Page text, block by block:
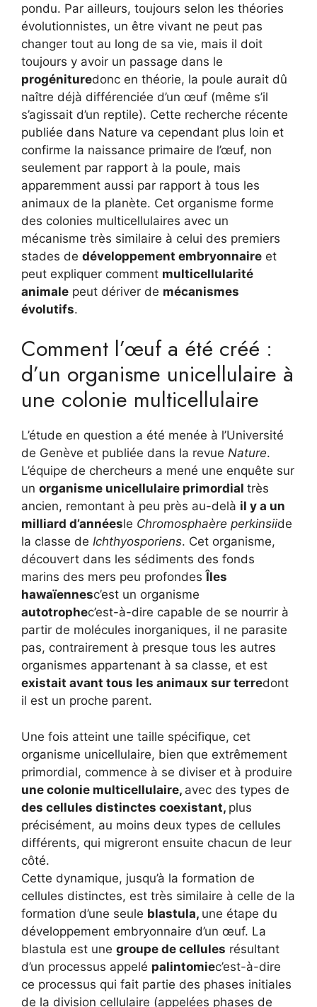
pondu. Par ailleurs, toujours selon les théories
évolutionnistes, un être vivant ne peut pas
changer tout au long de sa vie, mais il doit
toujours y avoir un passage dans le
progénituredonc en théorie, la poule aurait dû
naître déjà différenciée d’un œuf (même s’il
s’agissait d’un reptile). Cette recherche récente
publiée dans Nature va cependant plus loin et
confirme la naissance primaire de l’œuf, non
seulement par rapport à la poule, mais
apparemment aussi par rapport à tous les
animaux de la planète. Cet organisme forme
des colonies multicellulaires avec un
mécanisme très similaire à celui des premiers
stades de développement embryonnaire et
peut expliquer comment multicellularité
animale peut dériver de mécanismes
évolutifs.
Comment l’œuf a été créé :
d’un organisme unicellulaire à
une colonie multicellulaire
L’étude en question a été menée à l’Université
de Genève et publiée dans la revue Nature.
L’équipe de chercheurs a mené une enquête sur
un organisme unicellulaire primordial très
ancien, remontant à peu près au-delà il y a un
milliard d’annéesle Chromosphaère perkinsiide
la classe de Ichthyosporiens. Cet organisme,
découvert dans les sédiments des fonds
marins des mers peu profondes Îles
hawaïennesc’est un organisme
autotrophec’est-à-dire capable de se nourrir à
partir de molécules inorganiques, il ne parasite
pas, contrairement à presque tous les autres
organismes appartenant à sa classe, et est
existait avant tous les animaux sur terredont
il est un proche parent.
Une fois atteint une taille spécifique, cet
organisme unicellulaire, bien que extrêmement
primordial, commence à se diviser et à produire
une colonie multicellulaire, avec des types de
des cellules distinctes coexistant, plus
précisément, au moins deux types de cellules
différents, qui migreront ensuite chacun de leur
côté.
Cette dynamique, jusqu’à la formation de
cellules distinctes, est très similaire à celle de la
formation d’une seule blastula, une étape du
développement embryonnaire d’un œuf. La
blastula est une groupe de cellules résultant
d’un processus appelé palintomiec’est-à-dire
ce processus qui fait partie des phases initiales
de la division cellulaire (appelées phases de